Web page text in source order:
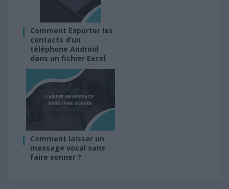
Comment Exporter les
contacts d’un
téléphone Android
dans un fichier Excel
Comment laisser un
message vocal sans
faire sonner ?